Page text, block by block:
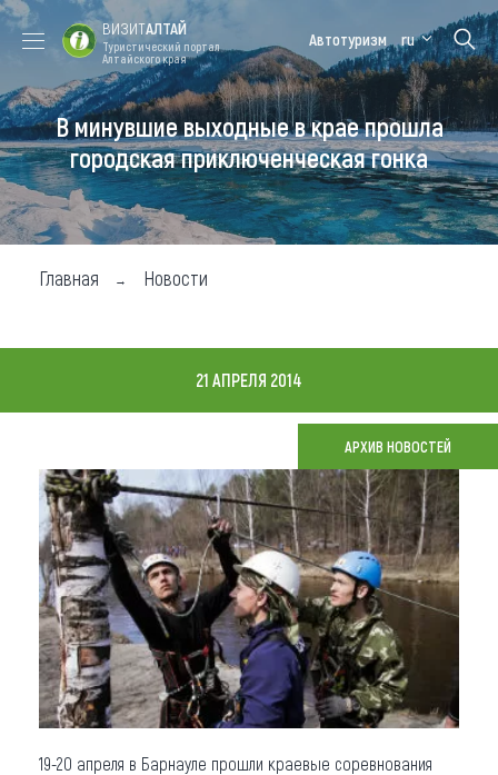
Форум VISIT
ALTAI
Цветение
маральника
Медицинский
форум
Алтайская
зимовка
Туры
Где побывать
Чем заняться
Где остановиться
Новости
Что привезти (сувениры)
О регионе
Коллекция впечатлений
Другие рубрики
ВИЗИТАЛТАЙ
Туристический портал
Алтайского края
Автотуризм ru
В минувшие выходные в крае прошла
городская приключенческая гонка
Главная Новости
21 АПРЕЛЯ 2014
АРХИВ НОВОСТЕЙ
19-20 апреля в Барнауле прошли краевые соревнования